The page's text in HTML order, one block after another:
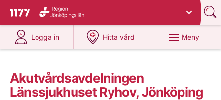
Till startsidan för 1177
Du har valt region
Logga in
på 1177.se
Hitta vård
på 1177.se
Meny
Akutvårdsavdelningen
Länssjukhuset Ryhov, Jönköping